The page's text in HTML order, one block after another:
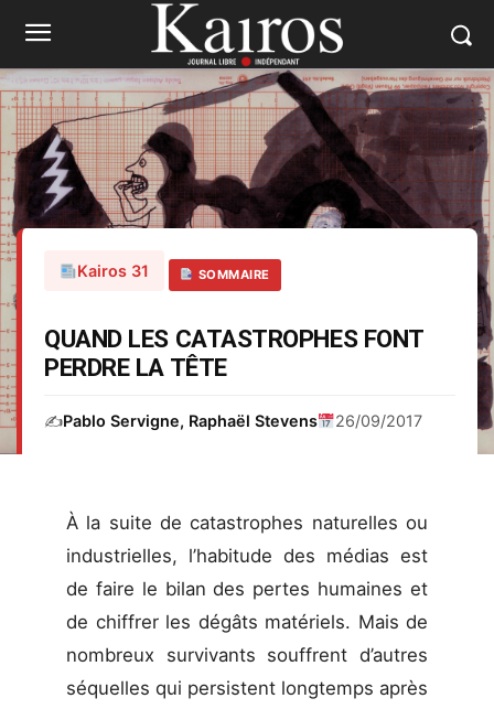
Kairos 31 SOMMAIRE
QUAND LES CATASTROPHES FONT
PERDRE LA TÊTE
✍️Pablo Servigne, Raphaël Stevens 26/09/2017
À la suite de catastrophes naturelles ou
industrielles, l’habitude des médias est
de faire le bilan des pertes humaines et
de chiffrer les dégâts matériels. Mais de
nombreux survivants souffrent d’autres
séquelles qui persistent longtemps après